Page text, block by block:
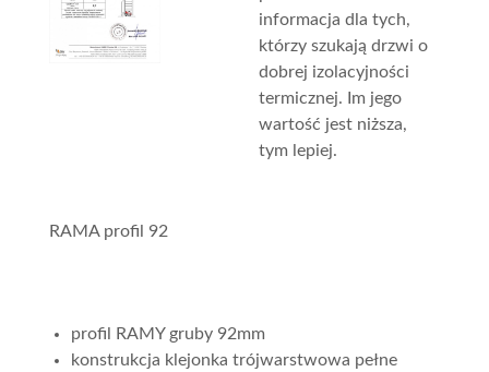
informacja dla tych,
którzy szukają drzwi o
dobrej izolacyjności
termicznej. Im jego
wartość jest niższa,
tym lepiej.
RAMA profil 92
profil RAMY gruby 92mm
konstrukcja klejonka trójwarstwowa pełne